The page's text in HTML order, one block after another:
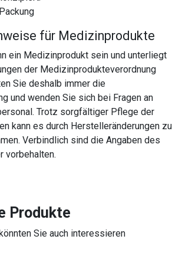
für Medizinprodukte
ein Medizinprodukt sein und unterliegt
der Medizinprodukteverordnung
Sie deshalb immer die
und wenden Sie sich bei Fragen an
Trotz sorgfältiger Pflege der
kann es durch Herstelleränderungen zu
Verbindlich sind die Angaben des
vorbehalten.
Produkte
Sie auch interessieren